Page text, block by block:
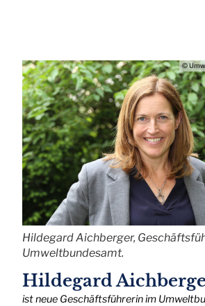
©
Hildegard Aichberger,
Umweltbundesamt.
Hildegard
ist neue Geschäftsführerin im